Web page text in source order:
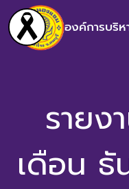
องค์การบริ
รายง
เดือน